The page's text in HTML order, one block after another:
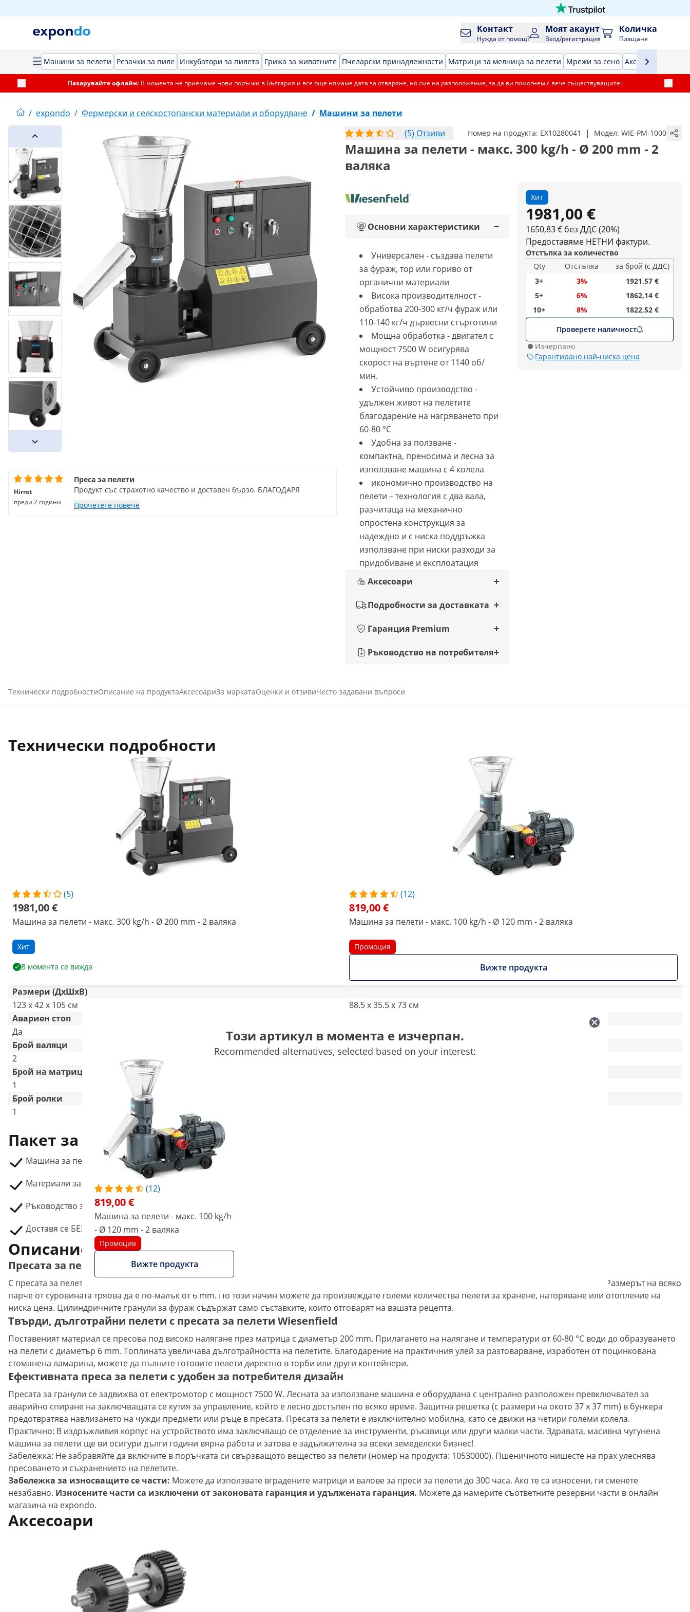
Контакт
Нужда от помощ?
Моят акаунт
Вход/регистрация
Количка
Плащане
Машини за пелети Резачки за пиле Инкубатори за пилета Грижа за животните Пчеларски принадлежности Матрици за мелница за пелети Мрежи за сено Аксесоари за
Пазарувайте офлайн: В момента не приемаме нови поръчки в България и все още нямаме дата за отваряне, но сме на разположение, за да ви помогнем с вече съществуващите!
/ expondo / Фермерски и селскостопански материали и оборудване / Машини за пелети
(5) Отзиви
Номер на продукта: EX10280041 | Модел: WIE-PM-1000
Машина за пелети - макс. 300 kg/h - Ø 200 mm - 2
валяка
Хит
1981,00 €
1650,83 € без ДДС (20%)
Предоставяме НЕТНИ фактури.
Отстъпка за количество
Qty
Отстъпка
за брой (с ДДС)
3+
3%
1921,57 €
5+
6%
1862,14 €
10+
8%
1822,52 €
Проверете наличност
Изчерпано
Гарантирано най-ниска цена
Основни характеристики
Универсален - създава пелети
за фураж, тор или гориво от
органични материали
Висока производителност -
обработва 200-300 кг/ч фураж или
110-140 кг/ч дървесни стърготини
Мощна обработка - двигател с
мощност 7500 W осигурява
скорост на въртене от 1140 об/
мин.
Устойчиво производство -
удължен живот на пелетите
благодарение на нагряването при
60-80 °C
Удобна за ползване -
компактна, преносима и лесна за
използване машина с 4 колела
икономично производство на
пелети – технология с два вала,
разчитаща на механично
опростена конструкция за
надеждно и с ниска поддръжка
използване при ниски разходи за
придобиване и експлоатация
Аксесоари
Подробности за доставката
Гаранция Premium
Ръководство на потребителя
Hirret
преди 2 години
Преса за пелети
Продукт със страхотно качество и доставен бързо. БЛАГОДАРЯ
Прочетете повече
Технически подробностиОписание на продуктаАксесоариЗа маркатаОценки и отзивиЧесто задавани въпроси
Технически подробности
(5)
1981,00 €
Машина за пелети - макс. 300 kg/h - Ø 200 mm - 2 валяка
Хит
В момента се вижда
(12)
819,00 €
Машина за пелети - макс. 100 kg/h - Ø 120 mm - 2 валяка
Промоция
Вижте продукта
Размери (ДxШxВ)
123 x 42 x 105 см
88.5 x 35.5 x 73 см
Авариен стоп
Да
Да
Брой валяци
2
2
Брой на матриците
1
Брой ролки
1
Пакет за доставка
Машина за пелети WIE-PM-1000
Материали за сглобяване
Ръководство за употреба
Доставя се БЕЗ щепсел за електрическата мрежа.
Този артикул в момента е изчерпан.
Recommended alternatives, selected based on your interest:
(12)
819,00 €
Машина за пелети - макс. 100 kg/h
- Ø 120 mm - 2 валяка
Промоция
Вижте продукта
Описание на продукта
Пресата за пелети за животни създава големи партиди фуражни пелети за нула време.
С пресата за пелети на Wiesenfield можете да произвеждате до 300 кг фуражни пръчки на час или да обработвате до 140 кг/ч дървесни стърготини. Размерът на всяко
парче от суровината трябва да е по-малък от 6 mm. По този начин можете да произвеждате големи количества пелети за хранене, наторяване или отопление на
ниска цена. Цилиндричните гранули за фураж съдържат само съставките, които отговарят на вашата рецепта.
Твърди, дълготрайни пелети с пресата за пелети Wiesenfield
Поставеният материал се пресова под високо налягане през матрица с диаметър 200 mm. Прилагането на налягане и температури от 60-80 °C води до образуването
на пелети с диаметър 6 mm. Топлината увеличава дълготрайността на пелетите. Благодарение на практичния улей за разтоварване, изработен от поцинкована
стоманена ламарина, можете да пълните готовите пелети директно в торби или други контейнери.
Ефективната преса за пелети с удобен за потребителя дизайн
Пресата за гранули се задвижва от електромотор с мощност 7500 W. Лесната за използване машина е оборудвана с централно разположен превключвател за
аварийно спиране на заключващата се кутия за управление, който е лесно достъпен по всяко време. Защитна решетка (с размери на окото 37 x 37 mm) в бункера
предотвратява навлизането на чужди предмети или ръце в пресата. Пресата за пелети е изключително мобилна, като се движи на четири големи колела.
Практично: В издръжливия корпус на устройството има заключващо се отделение за инструменти, ръкавици или други малки части. Здравата, масивна чугунена
машина за пелети ще ви осигури дълги години вярна работа и затова е задължителна за всеки земеделски бизнес!
Забележка: Не забравяйте да включите в поръчката си свързващото вещество за пелети (номер на продукта: 10530000). Пшеничното нишесте на прах улеснява
пресоването и съхранението на пелетите.
Забележка за износващите се части: Можете да използвате вградените матрици и валове за преси за пелети до 300 часа. Ако те са износени, ги сменете
незабавно. Износените части са изключени от законовата гаранция и удължената гаранция. Можете да намерите съответните резервни части в онлайн
магазина на expondo.
Аксесоари